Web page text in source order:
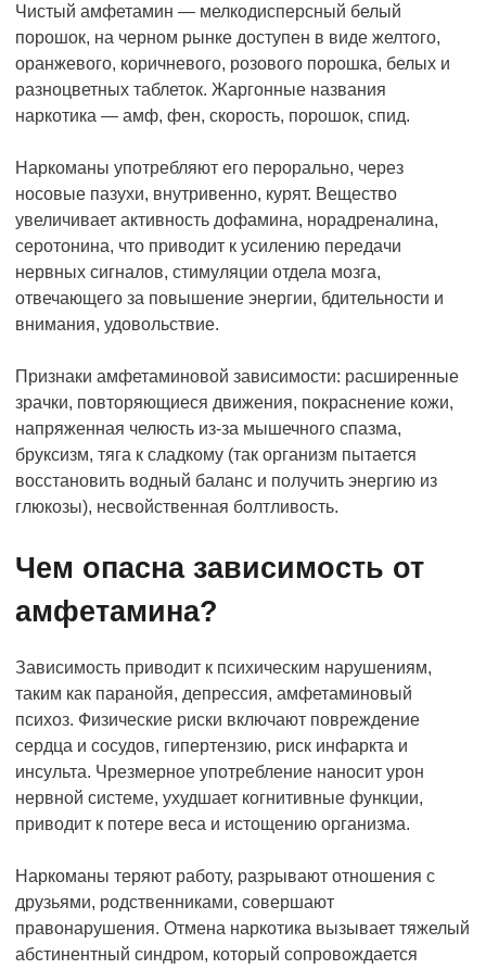
Чистый амфетамин — мелкодисперсный белый
порошок, на черном рынке доступен в виде желтого,
оранжевого, коричневого, розового порошка, белых и
разноцветных таблеток. Жаргонные названия
наркотика — амф, фен, скорость, порошок, спид.
Наркоманы употребляют его перорально, через
носовые пазухи, внутривенно, курят. Вещество
увеличивает активность дофамина, норадреналина,
серотонина, что приводит к усилению передачи
нервных сигналов, стимуляции отдела мозга,
отвечающего за повышение энергии, бдительности и
внимания, удовольствие.
Признаки амфетаминовой зависимости: расширенные
зрачки, повторяющиеся движения, покраснение кожи,
напряженная челюсть из-за мышечного спазма,
бруксизм, тяга к сладкому (так организм пытается
восстановить водный баланс и получить энергию из
глюкозы), несвойственная болтливость.
Чем опасна зависимость от
амфетамина?
Зависимость приводит к психическим нарушениям,
таким как паранойя, депрессия, амфетаминовый
психоз. Физические риски включают повреждение
сердца и сосудов, гипертензию, риск инфаркта и
инсульта. Чрезмерное употребление наносит урон
нервной системе, ухудшает когнитивные функции,
приводит к потере веса и истощению организма.
Наркоманы теряют работу, разрывают отношения с
друзьями, родственниками, совершают
правонарушения. Отмена наркотика вызывает тяжелый
абстинентный синдром, который сопровождается